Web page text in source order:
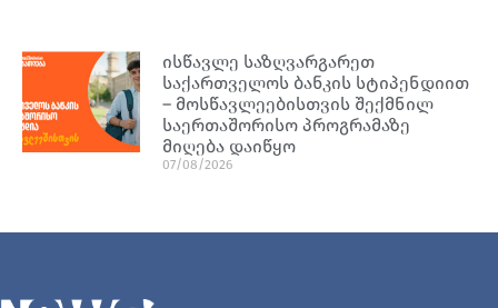
ისწავლე საზღვარგარეთ
საქართველოს ბანკის სტიპენდიით
– მოსწავლეებისთვის შექმნილ
საერთაშორისო პროგრამაზე
მიღება დაიწყო
07/08/2026